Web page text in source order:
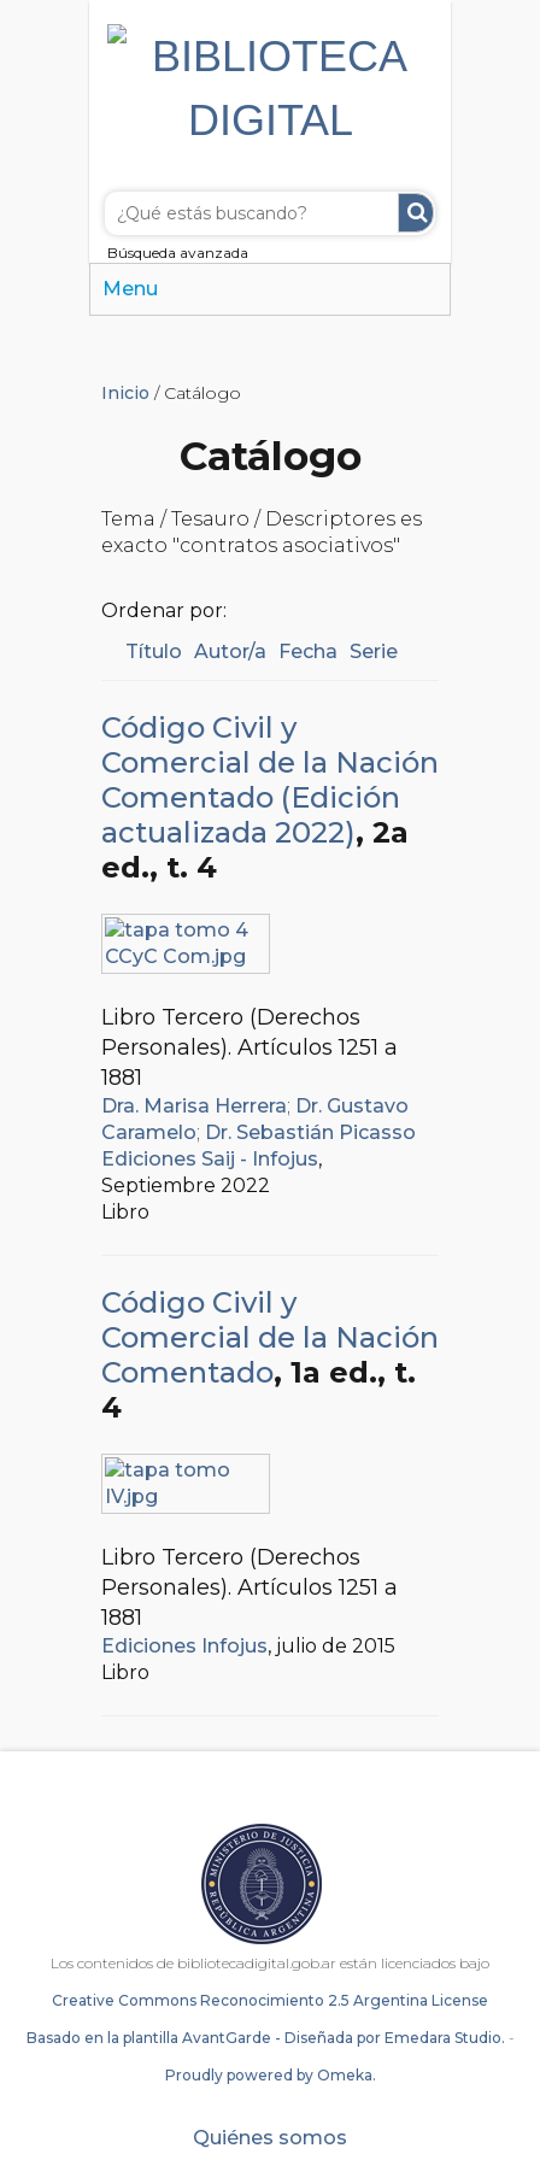
Búsqueda avanzada
Menu
Inicio / Catálogo
Catálogo
Tema / Tesauro / Descriptores es
exacto "contratos asociativos"
Ordenar por:
Título Autor/a Fecha Serie
Código Civil y
Comercial de la Nación
Comentado (Edición
actualizada 2022), 2a
ed., t. 4
Libro Tercero (Derechos
Personales). Artículos 1251 a
1881
Dra. Marisa Herrera; Dr. Gustavo
Caramelo; Dr. Sebastián Picasso
Ediciones Saij - Infojus,
Septiembre 2022
Libro
Código Civil y
Comercial de la Nación
Comentado, 1a ed., t.
4
Libro Tercero (Derechos
Personales). Artículos 1251 a
1881
Ediciones Infojus, julio de 2015
Libro
Los contenidos de bibliotecadigital.gob.ar están licenciados bajo
Creative Commons Reconocimiento 2.5 Argentina License
Basado en la plantilla AvantGarde - Diseñada por Emedara Studio. -
Proudly powered by Omeka.
Quiénes somos